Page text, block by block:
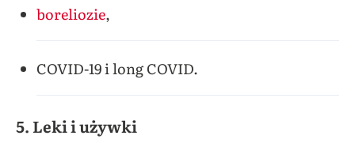
boreliozie,
COVID-19 i long COVID.
5. Leki i używki